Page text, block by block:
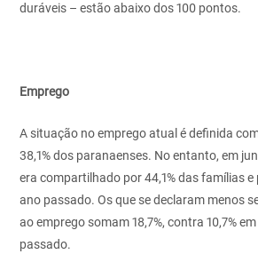
duráveis – estão abaixo dos 100 pontos.
Emprego
A situação no emprego atual é definida
38,1% dos paranaenses. No entanto, em
era compartilhado por 44,1% das famílias e
ano passado. Os que se declaram menos
ao emprego somam 18,7%, contra 10,7%
passado.